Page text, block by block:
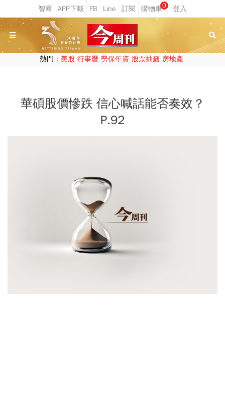
0
熱門： 美股 行事曆 勞保年資 股票抽籤 房地產
華碩股價慘跌 信心喊話能否奏效？
P.92